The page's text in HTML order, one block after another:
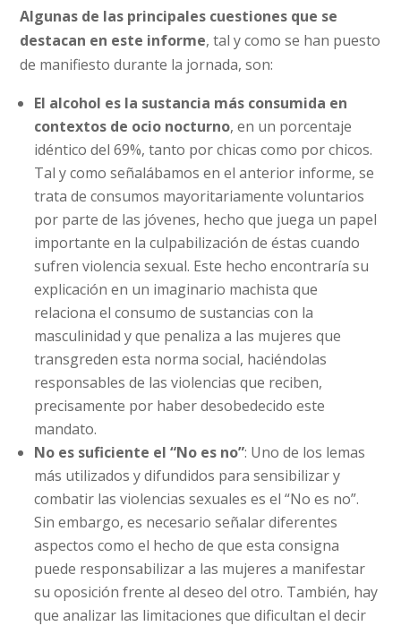
Algunas de las principales cuestiones que se
destacan en este informe, tal y como se han puesto
de manifiesto durante la jornada, son:
El alcohol es la sustancia más consumida en
contextos de ocio nocturno, en un porcentaje
idéntico del 69%, tanto por chicas como por chicos.
Tal y como señalábamos en el anterior informe, se
trata de consumos mayoritariamente voluntarios
por parte de las jóvenes, hecho que juega un papel
importante en la culpabilización de éstas cuando
sufren violencia sexual. Este hecho encontraría su
explicación en un imaginario machista que
relaciona el consumo de sustancias con la
masculinidad y que penaliza a las mujeres que
transgreden esta norma social, haciéndolas
responsables de las violencias que reciben,
precisamente por haber desobedecido este
mandato.
No es suficiente el “No es no”: Uno de los lemas
más utilizados y difundidos para sensibilizar y
combatir las violencias sexuales es el “No es no”.
Sin embargo, es necesario señalar diferentes
aspectos como el hecho de que esta consigna
puede responsabilizar a las mujeres a manifestar
su oposición frente al deseo del otro. También, hay
que analizar las limitaciones que dificultan el decir